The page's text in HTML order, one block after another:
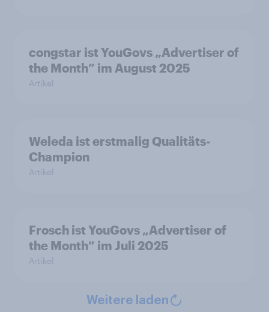
congstar ist YouGovs „Advertiser of
the Month” im August 2025
Artikel
Weleda ist erstmalig Qualitäts-
Champion
Artikel
Frosch ist YouGovs „Advertiser of
the Month” im Juli 2025
Artikel
Weitere laden